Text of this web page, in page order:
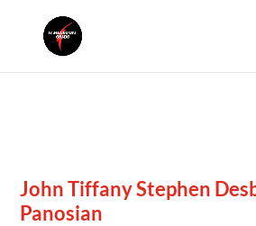
John Tiffany Stephen
Panosian